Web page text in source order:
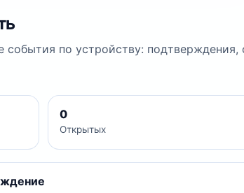
события по устройству:
0
Открытых